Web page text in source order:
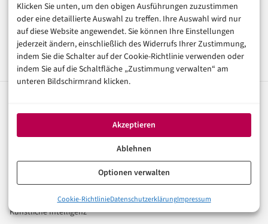
Klicken Sie unten, um den obigen Ausführungen zuzustimmen
oder eine detaillierte Auswahl zu treffen. Ihre Auswahl wird nur
auf diese Website angewendet. Sie können Ihre Einstellungen
jederzeit ändern, einschließlich des Widerrufs Ihrer Zustimmung,
indem Sie die Schalter auf der Cookie-Richtlinie verwenden oder
indem Sie auf die Schaltfläche „Zustimmung verwalten“ am
unteren Bildschirmrand klicken.
Akzeptieren
Ablehnen
Optionen verwalten
Cookie-RichtlinieDatenschutzerklärungImpressum
Media Kit entdecken
digitalmagazin .de
Ihr Kompass für die digitale Welt. Fundierte Artikel zu
Digitalisierung, KI, E-Commerce, FinTech und Trends der
digitalen Wirtschaft.
Rubriken
Künstliche Intelligenz